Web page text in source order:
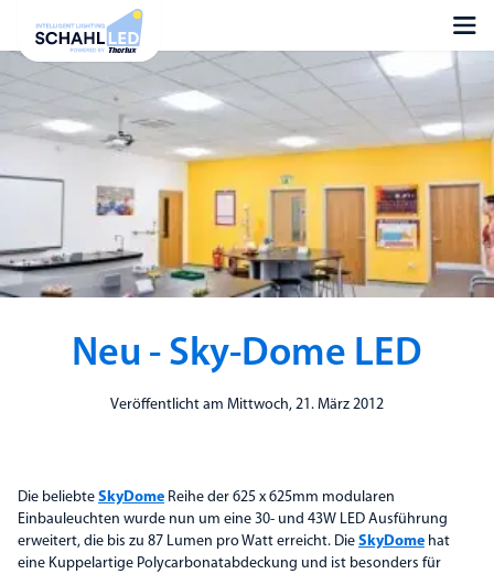
Neu - Sky-Dome LED
Veröffentlicht am Mittwoch, 21. März 2012
Die beliebte SkyDome Reihe der 625 x 625mm modularen
Einbauleuchten wurde nun um eine 30- und 43W LED Ausführung
erweitert, die bis zu 87 Lumen pro Watt erreicht. Die SkyDome hat
eine Kuppelartige Polycarbonatabdeckung und ist besonders für